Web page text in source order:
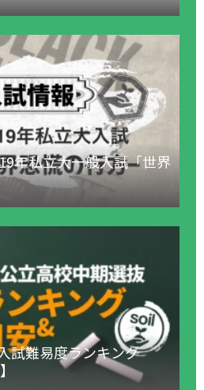
年私立大一般入試「世界
試難易度ランキング